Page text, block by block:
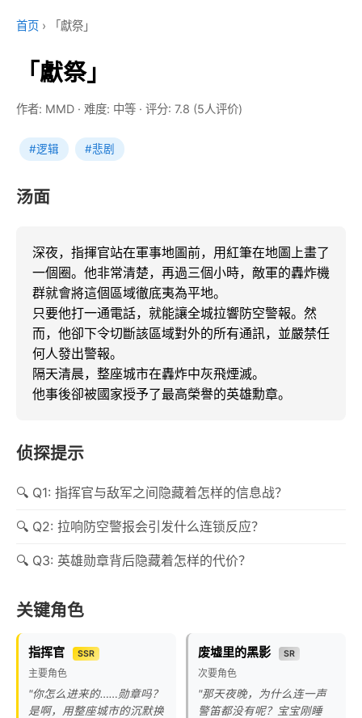
首页 › 「獻祭」
「獻祭」
作者: MMD · 难度: 中等 · 评分: 7.8 (5人评价)
#逻辑 #悲剧
汤面
深夜，指揮官站在軍事地圖前，用紅筆在地圖上畫了
一個圈。他非常清楚，再過三個小時，敵軍的轟炸機
群就會將這個區域徹底夷為平地。
只要他打一通電話，就能讓全城拉響防空警報。然
而，他卻下令切斷該區域對外的所有通訊，並嚴禁任
何人發出警報。
隔天清晨，整座城市在轟炸中灰飛煙滅。
他事後卻被國家授予了最高榮譽的英雄勳章。
侦探提示
Q1: 指挥官与敌军之间隐藏着怎样的信息战？
Q2: 拉响防空警报会引发什么连锁反应？
Q3: 英雄勋章背后隐藏着怎样的代价？
关键角色
指挥官 SSR
主要角色
"你怎么进来的……勋章吗？
是啊，用整座城市的沉默换
废墟里的黑影 SR
次要角色
"那天夜晚，为什么连一声
警笛都没有呢？宝宝刚睡